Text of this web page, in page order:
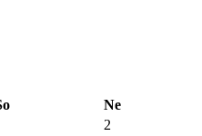
Ne
2